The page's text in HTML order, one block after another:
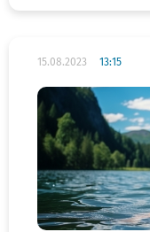
15.08.2023 13:15